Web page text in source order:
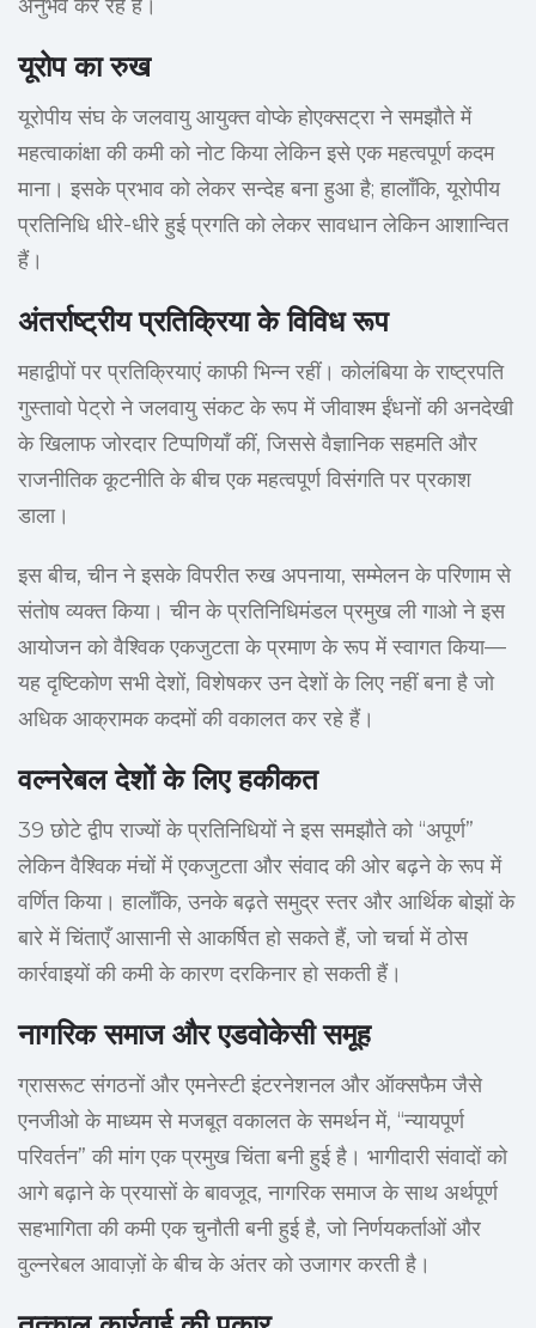
अनुभव कर रहे हैं।
यूरोप का रुख
यूरोपीय संघ के जलवायु आयुक्त वोप्के होएक्सट्रा ने समझौते में
महत्वाकांक्षा की कमी को नोट किया लेकिन इसे एक महत्वपूर्ण कदम
माना। इसके प्रभाव को लेकर सन्देह बना हुआ है; हालाँकि, यूरोपीय
प्रतिनिधि धीरे-धीरे हुई प्रगति को लेकर सावधान लेकिन आशान्वित
हैं।
अंतर्राष्ट्रीय प्रतिक्रिया के विविध रूप
महाद्वीपों पर प्रतिक्रियाएं काफी भिन्न रहीं। कोलंबिया के राष्ट्रपति
गुस्तावो पेट्रो ने जलवायु संकट के रूप में जीवाश्म ईंधनों की अनदेखी
के खिलाफ जोरदार टिप्पणियाँ कीं, जिससे वैज्ञानिक सहमति और
राजनीतिक कूटनीति के बीच एक महत्वपूर्ण विसंगति पर प्रकाश
डाला।
इस बीच, चीन ने इसके विपरीत रुख अपनाया, सम्मेलन के परिणाम से
संतोष व्यक्त किया। चीन के प्रतिनिधिमंडल प्रमुख ली गाओ ने इस
आयोजन को वैश्विक एकजुटता के प्रमाण के रूप में स्वागत किया—
यह दृष्टिकोण सभी देशों, विशेषकर उन देशों के लिए नहीं बना है जो
अधिक आक्रामक कदमों की वकालत कर रहे हैं।
वल्नरेबल देशों के लिए हकीकत
39 छोटे द्वीप राज्यों के प्रतिनिधियों ने इस समझौते को “अपूर्ण”
लेकिन वैश्विक मंचों में एकजुटता और संवाद की ओर बढ़ने के रूप में
वर्णित किया। हालाँकि, उनके बढ़ते समुद्र स्तर और आर्थिक बोझों के
बारे में चिंताएँ आसानी से आकर्षित हो सकते हैं, जो चर्चा में ठोस
कार्रवाइयों की कमी के कारण दरकिनार हो सकती हैं।
नागरिक समाज और एडवोकेसी समूह
ग्रासरूट संगठनों और एमनेस्टी इंटरनेशनल और ऑक्सफैम जैसे
एनजीओ के माध्यम से मजबूत वकालत के समर्थन में, “न्यायपूर्ण
परिवर्तन” की मांग एक प्रमुख चिंता बनी हुई है। भागीदारी संवादों को
आगे बढ़ाने के प्रयासों के बावजूद, नागरिक समाज के साथ अर्थपूर्ण
सहभागिता की कमी एक चुनौती बनी हुई है, जो निर्णयकर्ताओं और
वुल्नरेबल आवाज़ों के बीच के अंतर को उजागर करती है।